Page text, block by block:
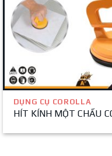
DỤNG CỤ COROLLA
HÍT KÍNH MỘT CHẤU